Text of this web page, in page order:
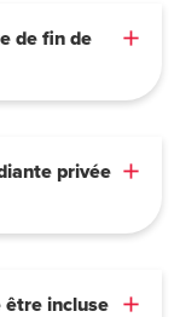
de fin de
privée
être incluse